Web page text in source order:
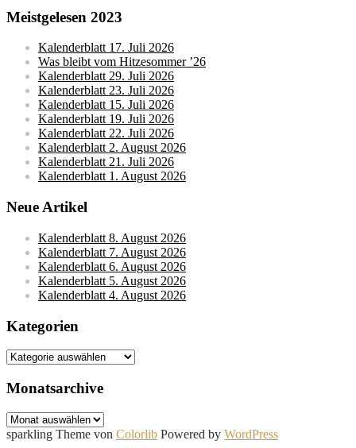
Meistgelesen 2023
Kalenderblatt 17. Juli 2026
Was bleibt vom Hitzesommer ’26
Kalenderblatt 29. Juli 2026
Kalenderblatt 23. Juli 2026
Kalenderblatt 15. Juli 2026
Kalenderblatt 19. Juli 2026
Kalenderblatt 22. Juli 2026
Kalenderblatt 2. August 2026
Kalenderblatt 21. Juli 2026
Kalenderblatt 1. August 2026
Neue Artikel
Kalenderblatt 8. August 2026
Kalenderblatt 7. August 2026
Kalenderblatt 6. August 2026
Kalenderblatt 5. August 2026
Kalenderblatt 4. August 2026
Kategorien
Kategorien
Monatsarchive
Monatsarchive
sparkling Theme von Colorlib Powered by WordPress